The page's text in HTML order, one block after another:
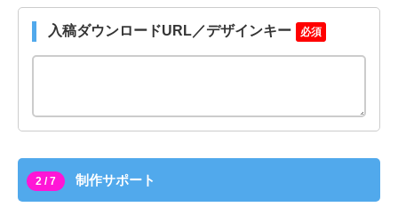
入稿ダウンロードURL／デザインキー 必須
2 / 7 制作サポート